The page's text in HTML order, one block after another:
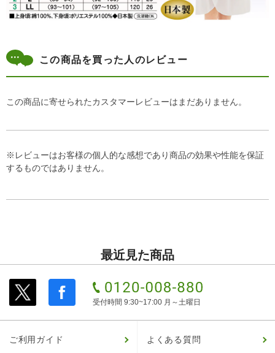
この商品を買った人のレビュー
この商品に寄せられたカスタマーレビューはまだありません。
※レビューはお客様の個人的な感想であり商品の効果や性能を保証
するものではありません。
最近見た商品
受付時間 9:30~17:00 月～土曜日
ご利用ガイド よくある質問